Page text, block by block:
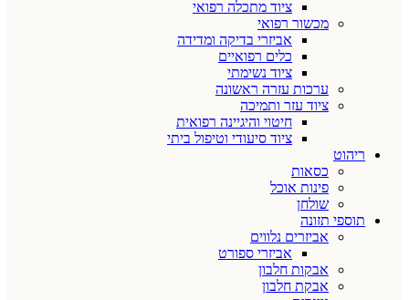
ציוד מתכלה רפואי
מכשור רפואי
אביזרי בדיקה ומדידה
כלים רפואיים
ציוד נשימתי
ערכות עזרה ראשונה
ציוד עזר ותמיכה
חיטוי והיגיינה רפואית
ציוד סיעודי וטיפול ביתי
ריהוט
כסאות
פינות אוכל
שולחן
תוספי תזונה
אביזרים נלווים
אביזרי ספורט
אבקות חלבון
אבקת חלבון